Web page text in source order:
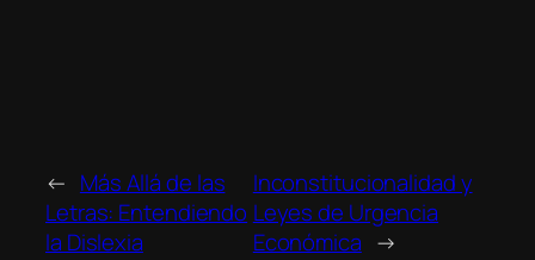
← Más Allá de las
Letras: Entendiendo
la Dislexia
Inconstitucionalidad y
Leyes de Urgencia
Económica →